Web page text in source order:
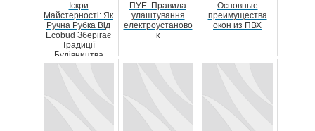
Іскри
Майстерності: Як
Ручна Рубка Від
Ecobud Зберігає
Традиції
Будівництва
ПУE: Правила
улаштування
електроустаново
к
Основные
преимущества
окон из ПВХ